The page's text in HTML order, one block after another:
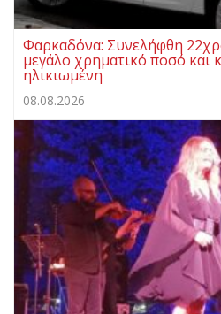
Φαρκαδόνα: Συνελήφθη
μεγάλο χρηματικό ποσό και
ηλικιωμένη
08.08.2026